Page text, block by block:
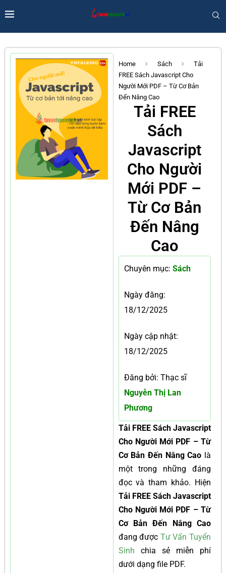
Home Sách
Tải
FREE Sách Javascript Cho
Người Mới PDF – Từ Cơ Bản
Đến Nâng Cao
Tải FREE
Sách
Javascript
Cho Người
Mới PDF –
Từ Cơ Bản
Đến Nâng
Cao
Chuyên mục: Sách
Ngày đăng:
18/12/2025
Ngày cập nhật:
18/12/2025
Đăng bởi: Thạc sĩ
Nguyễn Thị Lan
Phương
Tải FREE Sách Javascript
Cho Người Mới PDF – Từ
Cơ Bản Đến Nâng Cao là
một trong những đáng
đọc và tham khảo. Hiện
Tải FREE Sách Javascript
Cho Người Mới PDF – Từ
Cơ Bản Đến Nâng Cao
đang được Tư Vấn Tuyển
Sinh chia sẻ miễn phí
dưới dạng file PDF.